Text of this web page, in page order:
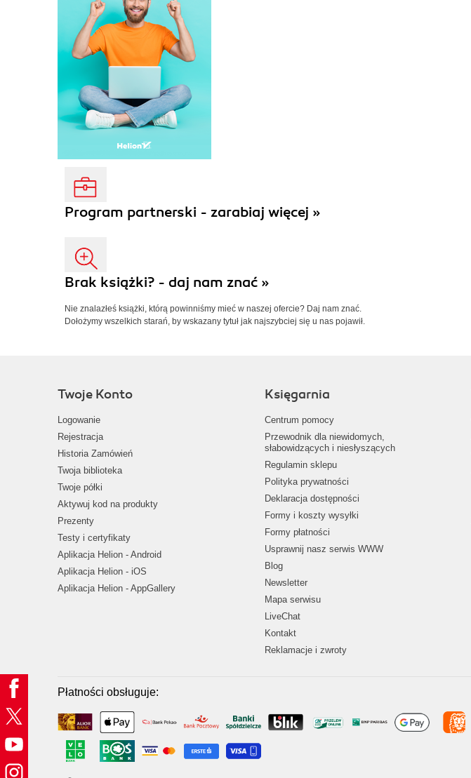
Program partnerski - zarabiaj więcej »
Brak książki? - daj nam znać »
Nie znalazłeś książki, którą powinniśmy mieć w naszej ofercie? Daj nam znać.
Dołożymy wszelkich starań, by wskazany tytuł jak najszybciej się u nas pojawił.
Twoje Konto
Logowanie
Rejestracja
Historia Zamówień
Twoja biblioteka
Twoje półki
Aktywuj kod na produkty
Prezenty
Testy i certyfikaty
Aplikacja Helion - Android
Aplikacja Helion - iOS
Aplikacja Helion - AppGallery
Księgarnia
Centrum pomocy
Przewodnik dla niewidomych,
słabowidzących i niesłyszących
Regulamin sklepu
Polityka prywatności
Deklaracja dostępności
Formy i koszty wysyłki
Formy płatności
Usprawnij nasz serwis WWW
Blog
Newsletter
Mapa serwisu
LiveChat
Kontakt
Reklamacje i zwroty
Płatności obsługuje: